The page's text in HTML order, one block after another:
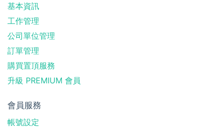
基本資訊
工作管理
公司單位管理
訂單管理
購買置頂服務
升級 PREMIUM 會員
會員服務
帳號設定